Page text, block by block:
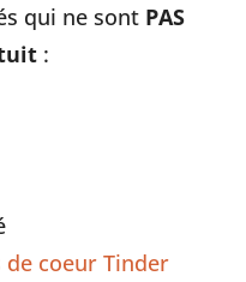
qui ne sont PAS
:
de coeur Tinder